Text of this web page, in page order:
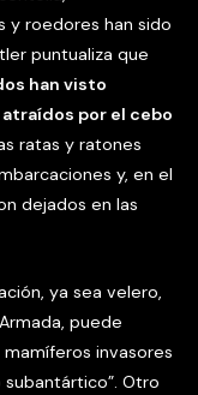
y roedores han sido
puntualiza que
han visto
por el cebo
ratas y ratones
y, en el
dejados en las
ya sea velero,
puede
invasores
Otro